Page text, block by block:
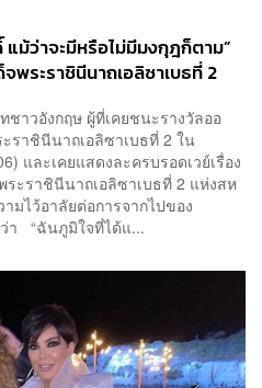
ม้ว่าจะมีหรือไม่มีมงกุฎก็ตาม”
ระราชินีนาถเอลิซาเบธที่ 2
ชาวอังกฤษ ผู้ที่เคยชนะรางวัลออ
ราชินีนาถเอลิซาเบธที่ 2 ใน
และเคยแสดงละครบรอดเวย์เรื่อง
ระราชินีนาถเอลิซาเบธที่ 2 แห่งสห
มไว้อาลัยต่อการจากไปของ
า “ฉันภูมิใจที่ได้แ...